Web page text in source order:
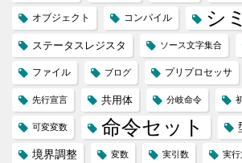
オブジェクト コンパイル シ
ステータスレジスタ ソース文字集合
ファイル ブログ プリプロセッサ
先行宣言 共用体 分岐命令
可変変数 命令セット
境界調整 変数 実引数 実行